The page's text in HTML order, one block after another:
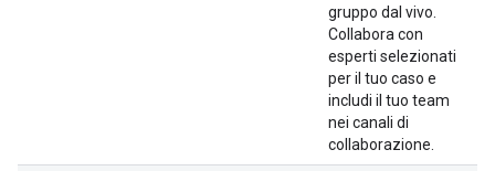
gruppo dal vivo.
Collabora con
esperti selezionati
per il tuo caso e
includi il tuo team
nei canali di
collaborazione.